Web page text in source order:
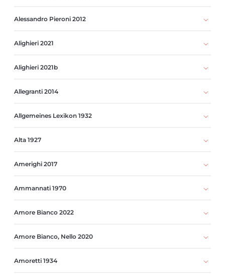
Alessandro Pieroni 2012
Alighieri 2021
Alighieri 2021b
Allegranti 2014
Allgemeines Lexikon 1932
Alta 1927
Amerighi 2017
Ammannati 1970
Amore Bianco 2022
Amore Bianco, Nello 2020
Amoretti 1934